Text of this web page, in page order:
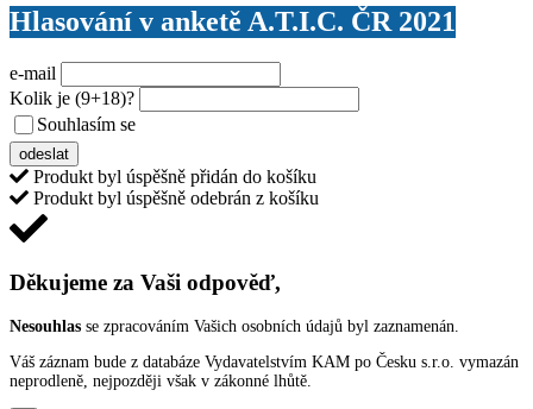
Hlasování v anketě A.T.I.C. ČR 2021
e-mail
Kolik je (9+18)?
Souhlasím se
odeslat
Produkt byl úspěšně přidán do košíku
Produkt byl úspěšně odebrán z košíku
Děkujeme za Vaši odpověď,
Nesouhlas se zpracováním Vašich osobních údajů byl zaznamenán.
Váš záznam bude z databáze Vydavatelstvím KAM po Česku s.r.o. vymazán
neprodleně, nejpozději však v zákonné lhůtě.